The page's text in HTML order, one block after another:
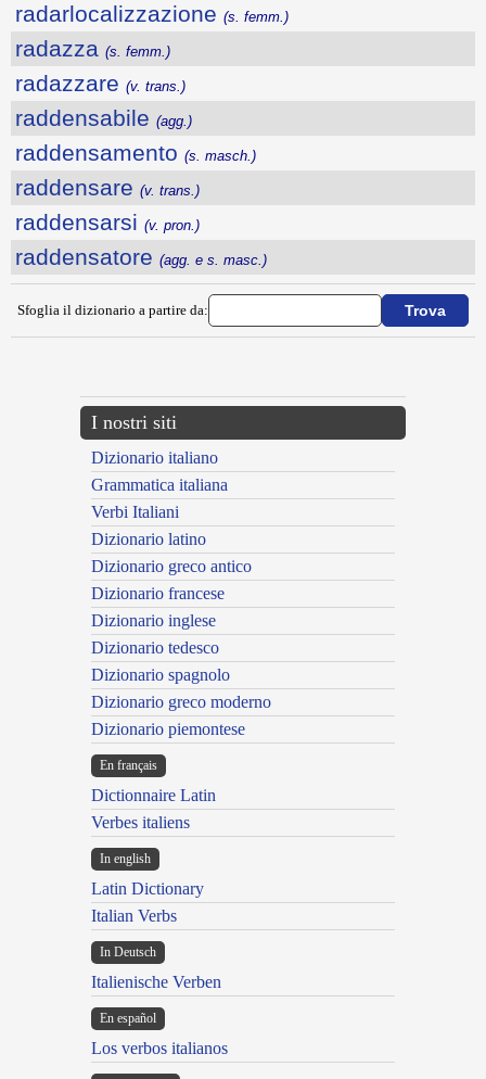
radarlocalizzazione (s. femm.)
radazza (s. femm.)
radazzare (v. trans.)
raddensabile (agg.)
raddensamento (s. masch.)
raddensare (v. trans.)
raddensarsi (v. pron.)
raddensatore (agg. e s. masc.)
Sfoglia il dizionario a partire da:
I nostri siti
Dizionario italiano
Grammatica italiana
Verbi Italiani
Dizionario latino
Dizionario greco antico
Dizionario francese
Dizionario inglese
Dizionario tedesco
Dizionario spagnolo
Dizionario greco moderno
Dizionario piemontese
En français
Dictionnaire Latin
Verbes italiens
In english
Latin Dictionary
Italian Verbs
In Deutsch
Italienische Verben
En español
Los verbos italianos